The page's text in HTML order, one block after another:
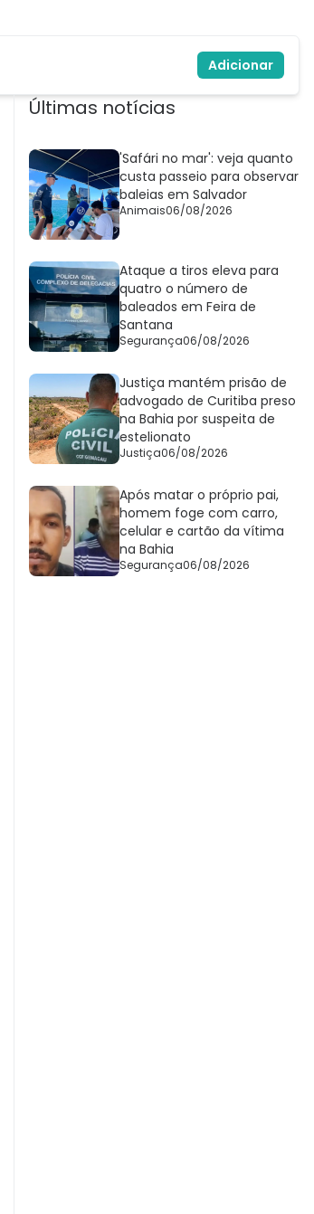
Adicionar
Últimas notícias
'Safári no mar': veja quanto
custa passeio para observar
baleias em Salvador
Animais06/08/2026
Ataque a tiros eleva para
quatro o número de
baleados em Feira de
Santana
Segurança06/08/2026
Justiça mantém prisão de
advogado de Curitiba preso
na Bahia por suspeita de
estelionato
Justiça06/08/2026
Após matar o próprio pai,
homem foge com carro,
celular e cartão da vítima
na Bahia
Segurança06/08/2026